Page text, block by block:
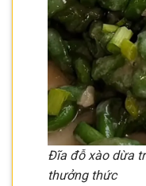
Đĩa đỗ xào dừa
thưởng thức